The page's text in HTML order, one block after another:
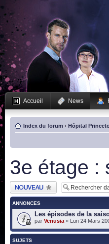
Accueil News
Index du forum ‹ Hôpital
3e étage :
Publier un nouveau
sujet
ANNONCES
Les épisodes de la
par Venusia » Lun 24 Mars
SUJETS